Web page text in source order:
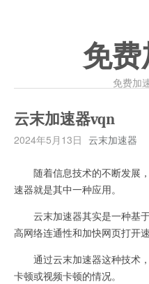
免费
免费加
云末加速器vqn
2024年5月13日 云末加速器
随着信息技术的不断发展，
速器就是其中一种应用。
云末加速器其实是一种基于
高网络连通性和加快网页打开速
通过云末加速器这种技术，
卡顿或视频卡顿的情况。